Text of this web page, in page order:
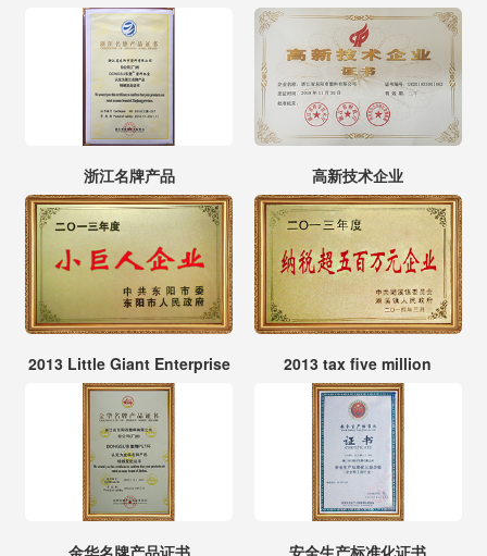
浙江名牌产品 高新技术企业
2013 Little Giant Enterprise 2013 tax five million
金华名牌产品证书 安全生产标准化证书